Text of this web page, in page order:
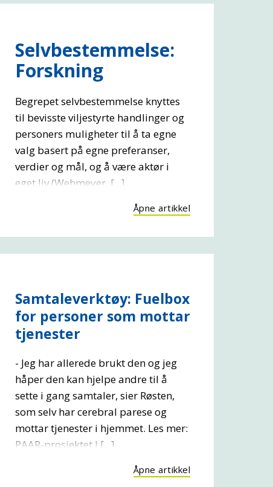
Selvbestemmelse:
Forskning
Begrepet selvbestemmelse knyttes
til bevisste viljestyrte handlinger og
personers muligheter til å ta egne
valg basert på egne preferanser,
verdier og mål, og å være aktør i
eget liv (Wehmeyer, [...]
Åpne artikkel
Samtaleverktøy: Fuelbox
for personer som mottar
tjenester
- Jeg har allerede brukt den og jeg
håper den kan hjelpe andre til å
sette i gang samtaler, sier Røsten,
som selv har cerebral parese og
mottar tjenester i hjemmet. Les mer:
PAAR-prosjektet I [...]
Åpne artikkel